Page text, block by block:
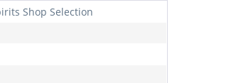
Shop Selection